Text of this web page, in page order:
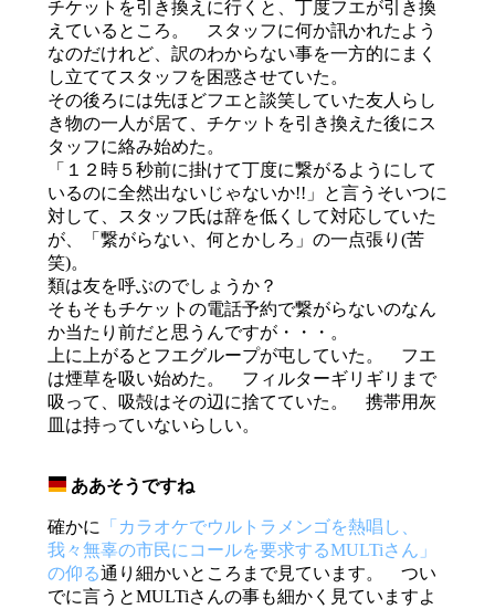
チケットを引き換えに行くと、丁度フエが引き換
えているところ。 スタッフに何か訊かれたよう
なのだけれど、訳のわからない事を一方的にまく
し立ててスタッフを困惑させていた。
その後ろには先ほどフエと談笑していた友人らし
き物の一人が居て、チケットを引き換えた後にス
タッフに絡み始めた。
「１２時５秒前に掛けて丁度に繋がるようにして
いるのに全然出ないじゃないか!!」と言うそいつに
対して、スタッフ氏は辞を低くして対応していた
が、「繋がらない、何とかしろ」の一点張り(苦
笑)。
類は友を呼ぶのでしょうか？
そもそもチケットの電話予約で繋がらないのなん
か当たり前だと思うんですが・・・。
上に上がるとフエグループが屯していた。 フエ
は煙草を吸い始めた。 フィルターギリギリまで
吸って、吸殻はその辺に捨てていた。 携帯用灰
皿は持っていないらしい。
ああそうですね
確かに 「カラオケでウルトラメンゴを熱唱し、
我々無辜の市民にコールを要求するMULTiさん」
の仰る通り細かいところまで見ています。 つい
でに言うとMULTiさんの事も細かく見ていますよ